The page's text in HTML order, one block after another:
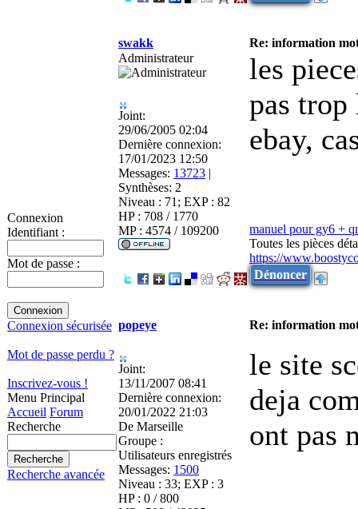
Connexion
Identifiant :
Mot de passe :
Connexion sécurisée
Mot de passe perdu ?
Inscrivez-vous !
Menu Principal
Accueil Forum
Recherche
Recherche avancée
swakk
Re: information
Administrateur
Joint:
29/06/2005 02:04
Dernière connexion:
17/01/2023 12:50
Messages: 13723 |
Synthèses: 2
Niveau : 71; EXP : 82
HP : 708 / 1770
MP : 4574 / 109200
les
pas
ebay,
manuel pour gy6 +
Toutes les pièces
https://
Dénoncer
popeye Re: information
Joint:
13/11/2007 08:41
Dernière connexion:
20/01/2022 21:03
De Marseille
Groupe :
Utilisateurs enregistrés
Messages: 1500
Niveau : 33; EXP : 3
HP : 0 / 800
le site
deja
ont pas